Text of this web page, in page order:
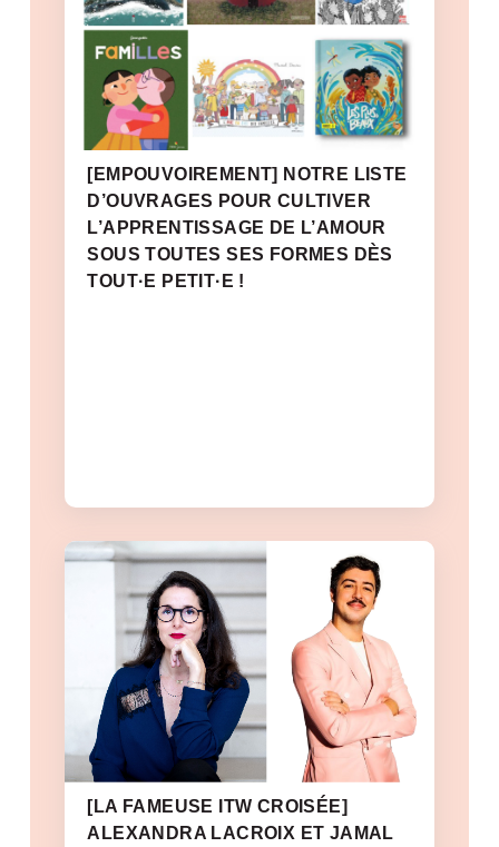
[EMPOUVOIREMENT] NOTRE LISTE
D’OUVRAGES POUR CULTIVER
L’APPRENTISSAGE DE L’AMOUR
SOUS TOUTES SES FORMES DÈS
TOUT·E PETIT·E !
[LA FAMEUSE ITW CROISÉE]
ALEXANDRA LACROIX ET JAMAL